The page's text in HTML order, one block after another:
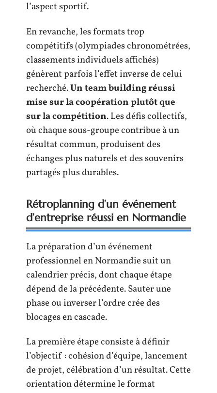
l’aspect sportif.
En revanche, les formats trop
compétitifs (olympiades chronométrées,
classements individuels affichés)
génèrent parfois l’effet inverse de celui
recherché.Un team building réussi
mise sur la coopération plutôt que
sur la compétition. Les défis collectifs,
où chaque sous-groupe contribue à un
résultat commun, produisent des
échanges plus naturels et des souvenirs
partagés plus durables.
Rétroplanning d’un événement
d’entreprise réussi en Normandie
La préparation d’un événement
professionnel en Normandie suit un
calendrier précis, dont chaque étape
dépend de la précédente. Sauter une
phase ou inverser l’ordre crée des
blocages en cascade.
La première étape consiste à définir
l’objectif : cohésion d’équipe, lancement
de projet, célébration d’un résultat. Cette
orientation détermine le format